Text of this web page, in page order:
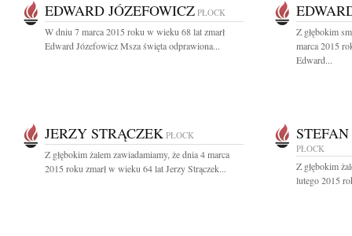
EDWARD JÓZEFOWICZ PŁOCK
W dniu 7 marca 2015 roku w wieku 68 lat zmarł
Edward Józefowicz Msza święta odprawiona...
Z głębokim
marca 2015
Edward...
JERZY STRĄCZEK PŁOCK
Z głębokim żalem zawiadamiamy, że dnia 4 marca
2015 roku zmarł w wieku 64 lat Jerzy Strączek...
PŁOCK
Z głębokim
lutego 2015